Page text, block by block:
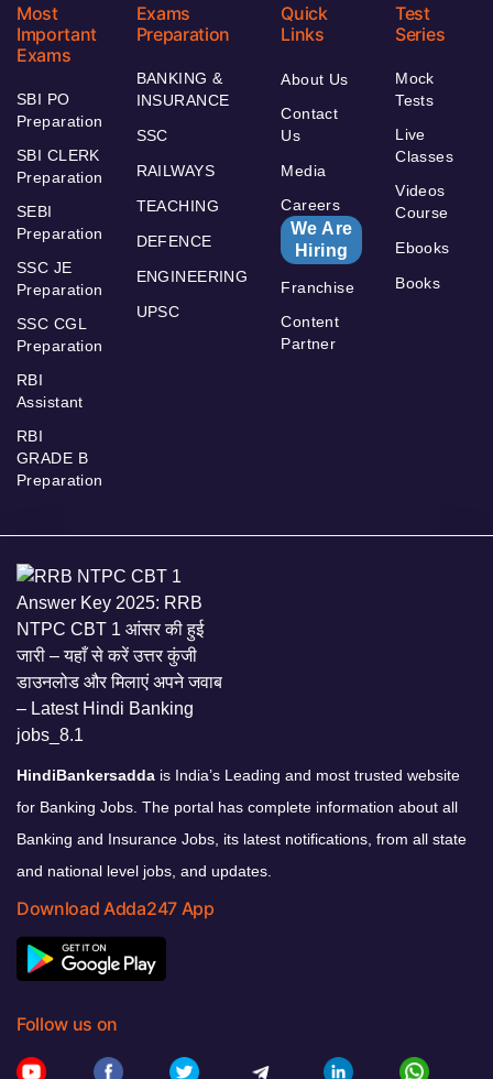
Most
Important
Exams
SBI PO
Preparation
SBI CLERK
Preparation
SEBI
Preparation
SSC JE
Preparation
SSC CGL
Preparation
RBI
Assistant
RBI
GRADE B
Preparation
Exams
Preparation
BANKING &
INSURANCE
SSC
RAILWAYS
TEACHING
DEFENCE
ENGINEERING
UPSC
Quick
Links
About Us
Contact
Us
Media
Careers
We Are
Hiring
Franchise
Content
Partner
Test
Series
Mock
Tests
Live
Classes
Videos
Course
Ebooks
Books
HindiBankersadda is India’s Leading and most trusted website
for Banking Jobs. The portal has complete information about all
Banking and Insurance Jobs, its latest notifications, from all state
and national level jobs, and updates.
Download Adda247 App
Follow us on